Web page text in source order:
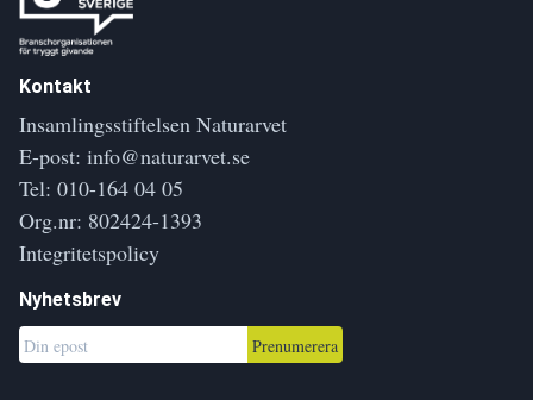
Kontakt
Insamlingsstiftelsen Naturarvet
E-post: info@naturarvet.se
Tel: 010-164 04 05
Org.nr: 802424-1393
Integritetspolicy
Nyhetsbrev
Prenumerera